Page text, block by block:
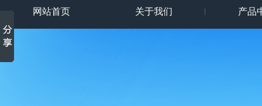
网站首页 关于我们 产品